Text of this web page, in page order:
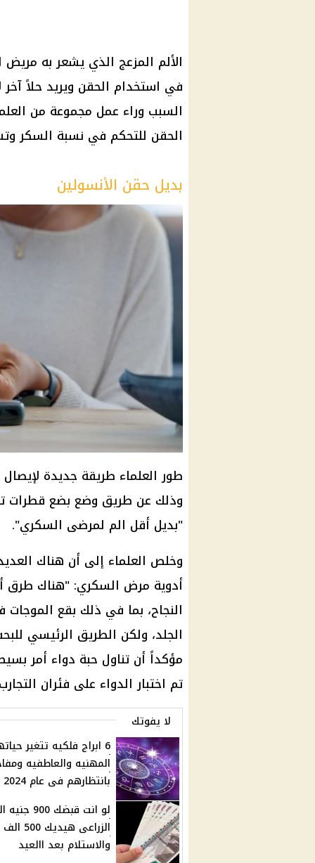
الألم المزعج الذي يشعر به
في استخدام الحقن ويريد حلاً
السبب وراء عمل مجموعة من
الحقن للتحكم في نسبة السكر
بديل حقن الأنسولين
طور العلماء طريقة جديدة
وذلك عن طريق وضع بضع قطرات
"بديل أقل الم لمرضى السكري".
وخلص العلماء إلى أن هناك
أدوية مرض السكري: "هناك طرق
النجاح، بما في ذلك بقع
الجلد، ولكن الطريق الرئيسي
مؤكداً أن تناول حبة دواء أمر
تم اختبار الدواء على فئران
لا يفوتك
6 ابراج فلكيه تتغير
المهنيه والعاطفيه
بانتظارهم فى عام 2024
لو انت قبضك
الزراعى
والاستلام بعد االعيد